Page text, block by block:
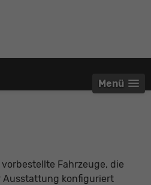
Menü
Fahrzeuge, die
Ausstattung konfiguriert